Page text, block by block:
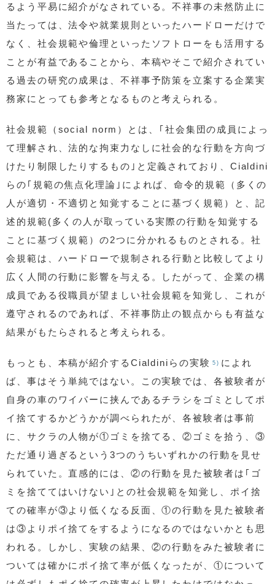
るよう平易に紹介がなされている。不祥事の未然防止に
当たっては、法令や就業規則といったハードローだけで
なく、社会規範や倫理といったソフトローをも活用する
ことが有益であることから、本稿やそこで紹介されてい
る過去の研究の成果は、不祥事予防策を立案する企業実
務家にとっても参考となるものと考えられる。
社会規範（social norm）とは、｢社会集団の成員によっ
て理解され、法的な拘束力なしに社会的な行動を方向づ
けたり制限したりするもの｣と定義されており、Cialdini
らの｢規範の焦点化理論｣によれば、命令的規範（多くの
人が適切・不適切と知覚することに基づく規範）と、記
述的規範(多くの人が取っている実際の行動を知覚する
ことに基づく規範）の2つに分かれるものとされる。社
会規範は、ハードローで規制される行動と比較してより
広く人間の行動に影響を与える。したがって、企業の構
成員である役職員が望ましい社会規範を知覚し、これが
遵守されるのであれば、不祥事防止の観点からも有益な
結果がもたらされると考えられる。
もっとも、本稿が紹介するCialdiniらの実験 5) によれ
ば、事はそう単純ではない。この実験では、各被験者が
自身の車のワイパーに挟んであるチラシをゴミとしてポ
イ捨てするかどうかが調べられたが、各被験者は事前
に、サクラの人物が①ゴミを捨てる、②ゴミを拾う、③
ただ通り過ぎるという3つのうちいずれかの行動を見せ
られていた。直感的には、②の行動を見た被験者は｢ゴ
ミを捨ててはいけない｣との社会規範を知覚し、ポイ捨
ての確率が③より低くなる反面、①の行動を見た被験者
は③よりポイ捨てをするようになるのではないかとも思
われる。しかし、実験の結果、②の行動をみた被験者に
ついては確かにポイ捨て率が低くなったが、①について